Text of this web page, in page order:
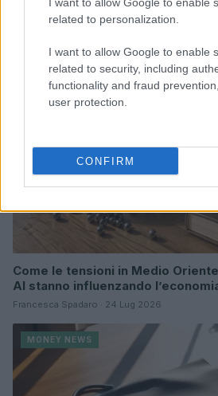
related to personalization.
I want to allow Google to enable
related to security, including
functionality and fraud
user protection.
CONFIRM
Edoardo Vitali · 30 Lug 2026
MONEY NEWS
Come le tensioni in Medio
AI stanno influenzando
Francesca Spadaro · 24 Lug 2026
MONEY NEWS